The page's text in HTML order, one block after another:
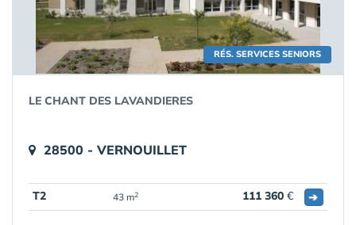
RÉS. SERVICES SENIORS
LE CHANT DES LAVANDIERES
28500 - VERNOUILLET
T2 43 m2 111 360 € ➔